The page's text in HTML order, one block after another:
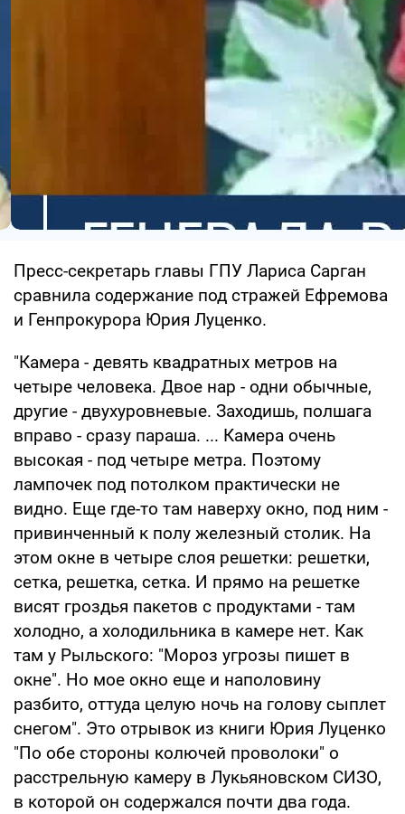
Пресс-секретарь главы ГПУ Лариса Сарган
сравнила содержание под стражей Ефремова
и Генпрокурора Юрия Луценко.
"Камера - девять квадратных метров на
четыре человека. Двое нар - одни обычные,
другие - двухуровневые. Заходишь, полшага
вправо - сразу параша. ... Камера очень
высокая - под четыре метра. Поэтому
лампочек под потолком практически не
видно. Еще где-то там наверху окно, под ним -
привинченный к полу железный столик. На
этом окне в четыре слоя решетки: решетки,
сетка, решетка, сетка. И прямо на решетке
висят гроздья пакетов с продуктами - там
холодно, а холодильника в камере нет. Как
там у Рыльского: "Мороз угрозы пишет в
окне". Но мое окно еще и наполовину
разбито, оттуда целую ночь на голову сыплет
снегом". Это отрывок из книги Юрия Луценко
"По обе стороны колючей проволоки" о
расстрельную камеру в Лукьяновском СИЗО,
в которой он содержался почти два года.